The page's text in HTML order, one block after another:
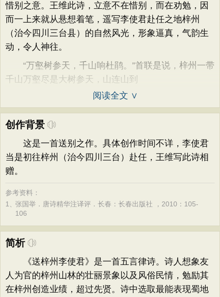
惜别之意。王维此诗，立意不在惜别，而在劝勉，因
而一上来就从悬想着笔，遥写李使君赴任之地梓州
（治今四川三台县）的自然风光，形象逼真，气韵生
动，令人神往。
“万壑树参天，千山响杜鹃。”首联是说，梓州一带
千山万壑尽是大树参天，山连山到
阅读全文 ∨
创作背景
这是一首送别之作。具体创作时间不详，李使君
当是初往梓州（治今四川三台）赴任，王维写此诗相
赠。
参考资料：
1、张国举．唐诗精华注译评．长春：长春出版社 ，2010：105-
106
简析
《送梓州李使君》是一首五言律诗。诗人想象友
人为官的梓州山林的壮丽景象以及风俗民情，勉励其
在梓州创造业绩，超过先贤。诗中选取最能表现蜀地